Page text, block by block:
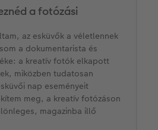
a fotózási
az esküvők a véletlennek
a dokumentarista és
a kreatív fotók elkapott
miközben tudatosan
nap eseményeit
meg, a kreatív fotózáson
magazinba illő